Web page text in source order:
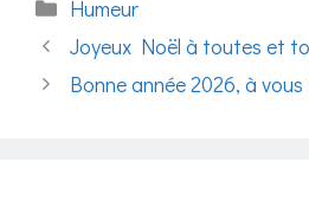
Humeur
Joyeux Noël à toutes et
Bonne année 2026, à